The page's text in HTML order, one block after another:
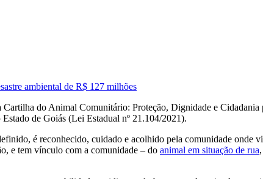
ambiental de R$ 127 milhões
do Animal Comunitário: Proteção, Dignidade e
de Goiás (Lei Estadual nº 21.104/2021).
é reconhecido, cuidado e acolhido pela comunidade onde
e tem vínculo com a comunidade – do animal em situação de rua